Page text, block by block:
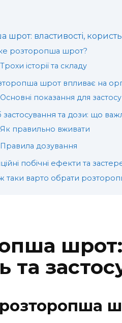
шрот: властивості,
розторопша шрот?
Трохи історії та складу
шрот впливає на
Основні показання для
застосування та дози: що
Як правильно вживати
Правила дозування
побічні ефекти та
таки варто обрати
шрот:
та